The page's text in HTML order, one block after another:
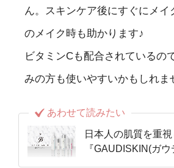
ん。スキンケア後にすぐにメイ
のメイク時も助かります♪
ビタミンCも配合されているの
みの方も使いやすいかもしれま
あわせて読みたい
日本人の肌質を重視
『GAUDISKIN(ガ